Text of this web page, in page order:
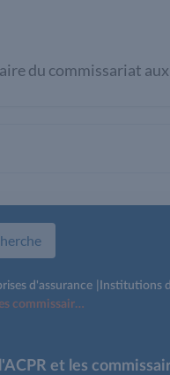
du commissariat
d'assurance Institutions
Guide des relations entre l'ACPR et les commissaires aux comptes
et les